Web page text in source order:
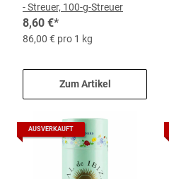
- Streuer, 100-g-Streuer
8,60 €*
86,00 € pro 1 kg
Zum Artikel
AUSVERKAUFT